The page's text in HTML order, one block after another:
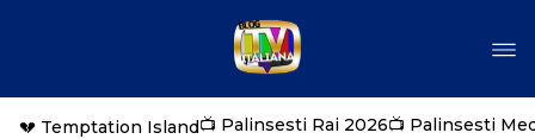
💔 Temptation Island📺 Palinsesti Rai 2026📺 Palinsesti